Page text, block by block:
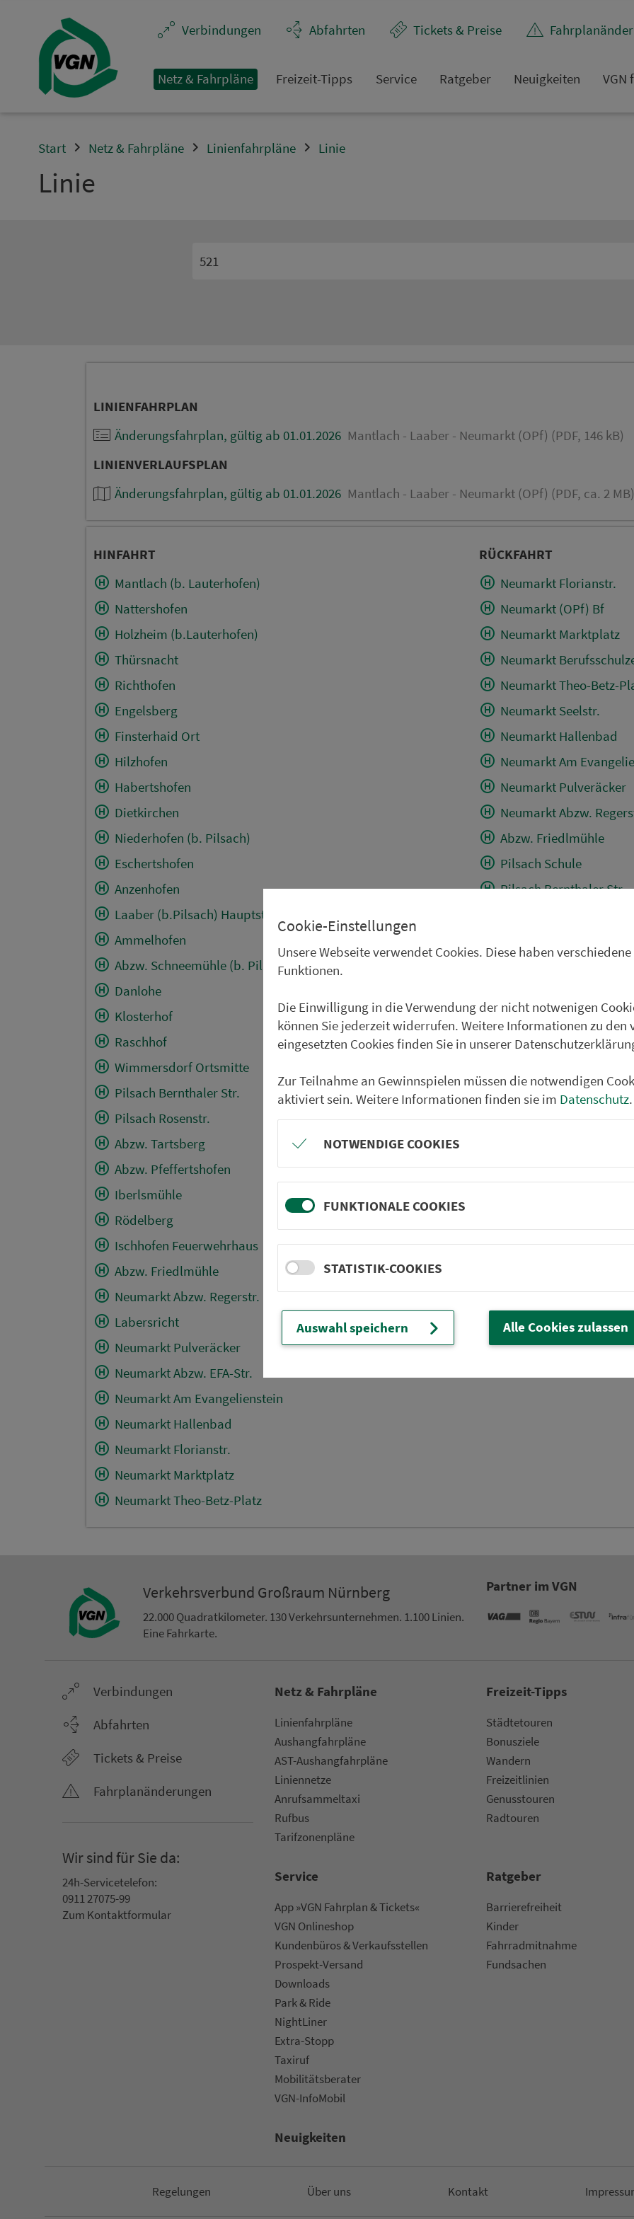
Ver­bin­dungen
Abfahrten Tickets & Preise
Netz & Fahrpläne Frei­zeit-Tipps Service Rat­ge­ber Neuigkeiten VGN
Start Netz & Fahrpläne Linienfahrpläne Linie
Linie
LINIENFAHRPLAN
Änderungsfahrplan, gültig ab 01.01.2026 Mantlach - Laaber - Neumarkt (OPf) (PDF, 146 kB)
LINIENVERLAUFSPLAN
Änderungsfahrplan, gültig ab 01.01.2026 Mantlach - Laaber - Neumarkt (OPf) (PDF, ca. 2 MB)
HINFAHRT
Mantlach (b. Lauterhofen)
Nattershofen
Holzheim (b.Lauterhofen)
Thürsnacht
Richthofen
Engelsberg
Finsterhaid Ort
Hilzhofen
Habertshofen
Dietkirchen
Niederhofen (b. Pilsach)
Eschertshofen
Anzenhofen
Laaber (b.Pilsach) Hauptstr.
Ammelhofen
Abzw. Schneemühle (b. Pilsach)
Danlohe
Klosterhof
Raschhof
Wimmersdorf Ortsmitte
Pilsach Bernthaler Str.
Pilsach Rosenstr.
Abzw. Tartsberg
Abzw. Pfeffertshofen
Iberlsmühle
Rödelberg
Ischhofen Feuerwehrhaus
Abzw. Friedlmühle
Neumarkt Abzw. Regerstr.
Labersricht
Neumarkt Pulveräcker
Neumarkt Abzw. EFA-Str.
Neumarkt Am Evangelienstein
Neumarkt Hallenbad
Neumarkt Florianstr.
Neumarkt Marktplatz
Neumarkt Theo-Betz-Platz
RÜCKFAHRT
Neumarkt Florianstr.
Neumarkt (OPf) Bf
Neumarkt Marktplatz
Neumarkt
Neumarkt Theo-Betz-
Neumarkt Seelstr.
Neumarkt Hallenbad
Neumarkt Am
Neumarkt Pulveräcker
Neumarkt Abzw.
Abzw. Friedlmühle
Pilsach Schule
Pilsach Bernthaler Str.
Danlohe
Abzw. Schneemühle (b.
Laaber (b.Pilsach)
Ver­kehrs­ver­bund Groß­raum Nürn­berg
22.000 Qua­drat­ki­lo­me­ter. 130 Ver­kehrs­un­ter­neh­men. 1.100 Linien.
Eine Fahr­kar­te.
Partner im VGN
Ver­bin­dungen
Abfahrten
Tickets & Preise
Fahr­plan­ände­rungen
Wir sind für Sie da:
24h-Ser­vice­te­le­fon:
0911 27075-99
Zum Kon­taktformular
Netz & Fahrpläne
Li­ni­en­fahr­plä­ne
Aus­hang­fahr­plä­ne
AST-Aus­hang­fahr­plä­ne
Li­ni­en­netze
An­ruf­sam­mel­taxi
Rufbus
Ta­rif­zo­nen­plä­ne
Frei­zeit-Tipps
Städtetouren
Bonusziele
Wandern
Frei­zeit­li­ni­en
Genusstouren
Radtouren
Service
App »VGN Fahrplan & Tickets«
VGN On­line­shop
Kun­den­bü­ros & Ver­kaufs­stel­len
Prospekt-Versand
Downloads
Park & Ride
NightLiner
Extra-Stopp
Taxiruf
Mo­bi­li­täts­be­ra­ter
VGN-InfoMobil
Rat­ge­ber
Bar­ri­e­re­frei­heit
Kinder
Fahr­rad­mit­nah­me
Fund­sachen
Neuigkeiten
Re­ge­lungen Über uns Kon­takt
Cookie-Einstellungen
Unsere Webseite verwendet Cookies. Diese haben verschiedene
Funktionen.
Die Einwilligung in die Verwendung der nicht notwenigen
können Sie jederzeit widerrufen. Weitere Informationen zu den
eingesetzten Cookies finden Sie in unserer
Zur Teilnahme an Gewinnspielen müssen die notwendigen
aktiviert sein. Weitere Informationen finden sie im Datenschutz.
NOTWENDIGE COOKIES
FUNKTIONALE COOKIES
STATISTIK-COOKIES
Auswahl speichern Alle Cookies zulassen